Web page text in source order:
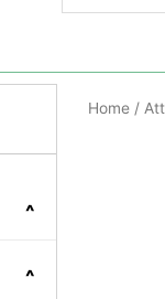
^
^
Home /